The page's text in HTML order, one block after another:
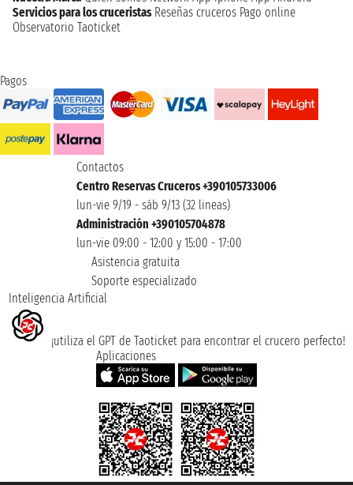
Servicios para los cruceristas Reseñas cruceros Pago online
Observatorio Taoticket
Pagos
Contactos
Centro Reservas Cruceros +390105733006
lun-vie 9/19 - sáb 9/13 (32 lineas)
Administración +390105704878
lun-vie 09:00 - 12:00 y 15:00 - 17:00
Asistencia gratuita
Soporte especializado
Inteligencia Artificial
¡utiliza el GPT de Taoticket para encontrar el crucero perfecto!
Aplicaciones